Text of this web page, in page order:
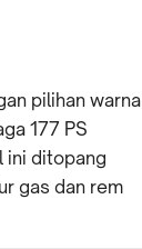
pilihan warna
177 PS
ini ditopang
gas dan rem